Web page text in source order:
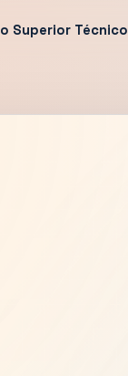
Superior Técnico